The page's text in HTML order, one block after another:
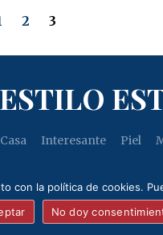
2 3
ESTILO
Casa Interesante Piel
Copyright © 2026
con la política de cookies.
No doy